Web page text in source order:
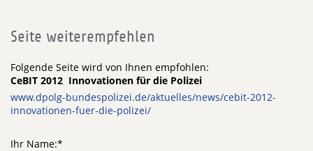
Seite weiterempfehlen
Folgende Seite wird von Ihnen empfohlen:
CeBIT 2012  Innovationen für die Polizei
www.dpolg-bundespolizei.de/aktuelles/news/cebit-2012-
innovationen-fuer-die-polizei/
Ihr Name:*